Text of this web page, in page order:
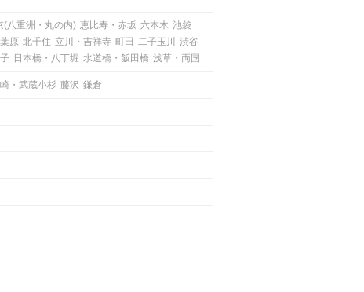
とを探している方は必見です。
(八重洲・丸の内) 恵比寿・赤坂 六本木 池袋
原 北千住 立川・吉祥寺 町田 二子玉川
渋谷
日本橋・八丁堀 水道橋・飯田橋 浅草・両国
・武蔵小杉 藤沢 鎌倉